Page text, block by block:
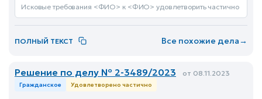
Исковые требования <ФИО> к <ФИО> удовлетворить частично
ПОЛНЫЙ ТЕКСТ Все похожие дела→
Решение по делу № 2-3489/2023 от 08.11.2023
Гражданское Удовлетворено частично